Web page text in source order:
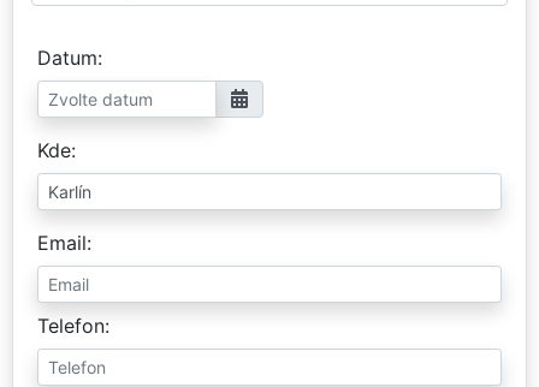
Datum
Kde
Email
Telefon